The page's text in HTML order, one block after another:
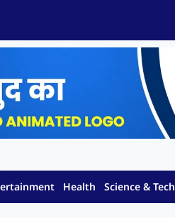
Health Science & Tech